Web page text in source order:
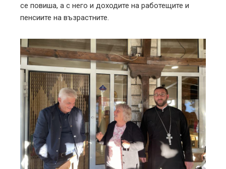
се повиша, а с него и доходите на работещите и
пенсиите на възрастните.